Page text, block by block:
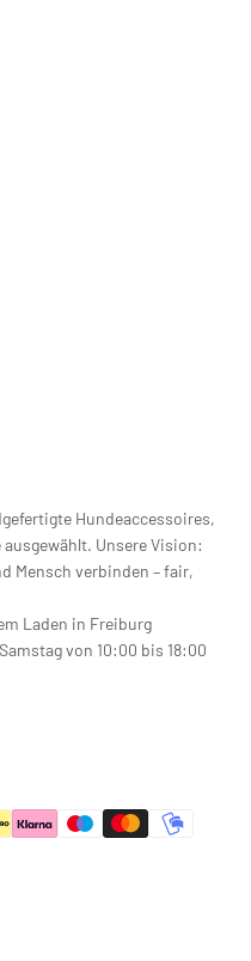
Hundeaccessoires,
Unsere Vision:
Mensch verbinden – fair,
Laden in Freiburg
von 10:00 bis 18:00